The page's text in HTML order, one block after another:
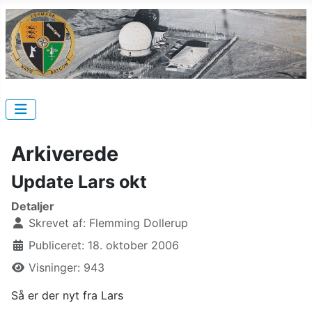
Arkiverede
Update Lars okt
Detaljer
Skrevet af: Flemming Dollerup
Publiceret: 18. oktober 2006
Visninger: 943
Så er der nyt fra Lars